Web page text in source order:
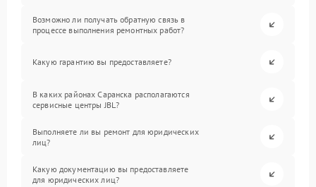
Возможно ли получать обратную связь в
процессе выполнения ремонтных работ?
Какую гарантию вы предоставляете?
В каких районах Саранска располагаются
сервисные центры JBL?
Выполняете ли вы ремонт для юридических
лиц?
Какую документацию вы предоставляете
для юридических лиц?